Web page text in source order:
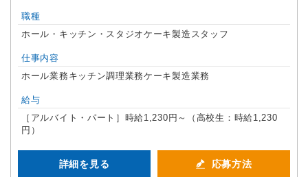
職種
ホール・キッチン・スタジオケーキ製造スタッフ
仕事内容
ホール業務キッチン調理業務ケーキ製造業務
給与
［アルバイト・パート］時給1,230円～（高校生：時給1,230
円）
詳細を見る 応募方法